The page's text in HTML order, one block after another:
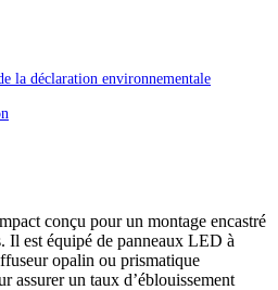
la déclaration environnementale
conçu pour un montage encastré
Il est équipé de panneaux LED à
opalin ou prismatique
assurer un taux d’éblouissement